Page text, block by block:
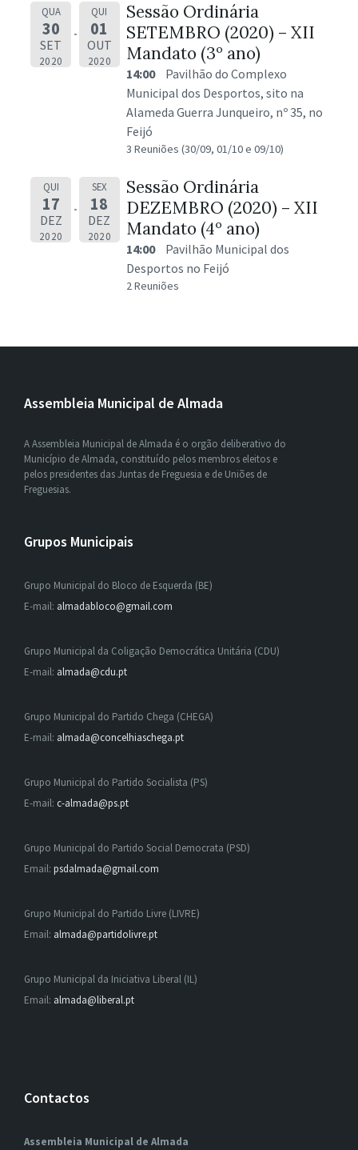
QUA
30
SET
2020
QUI
01
OUT
2020
Sessão Ordinária
SETEMBRO (2020) – XII
Mandato (3º ano)
14:00
Pavilhão do Complexo
Municipal dos Desportos, sito na
Alameda Guerra Junqueiro, nº 35, no
Feijó
3 Reuniões (30/09, 01/10 e 09/10)
QUI
17
DEZ
2020
SEX
18
DEZ
2020
Sessão Ordinária
DEZEMBRO (2020) – XII
Mandato (4º ano)
14:00
Pavilhão Municipal dos
Desportos no Feijó
2 Reuniões
Assembleia Municipal de Almada
A Assembleia Municipal de Almada é o orgão deliberativo do
Município de Almada, constituído pelos membros eleitos e
pelos presidentes das Juntas de Freguesia e de Uniões de
Freguesias.
Grupos Municipais
Grupo Municipal do Bloco de Esquerda (BE)
E-mail: almadabloco@gmail.com
Grupo Municipal da Coligação Democrática Unitária (CDU)
E-mail: almada@cdu.pt
Grupo Municipal do Partido Chega (CHEGA)
E-mail: almada@concelhiaschega.pt
Grupo Municipal do Partido Socialista (PS)
E-mail: c-almada@ps.pt
Grupo Municipal do Partido Social Democrata (PSD)
Email: psdalmada@gmail.com
Grupo Municipal do Partido Livre (LIVRE)
Email: almada@partidolivre.pt
Grupo Municipal da Iniciativa Liberal (IL)
Email: almada@liberal.pt
Contactos
Assembleia Municipal de Almada